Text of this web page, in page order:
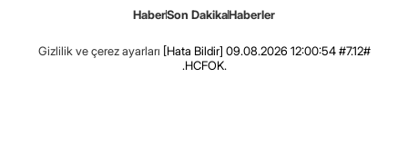
HaberSon DakikaHaberler
Gizlilik ve çerez ayarları [Hata Bildir] 09.08.2026 12:00:54 #7.12#
.HCFOK.